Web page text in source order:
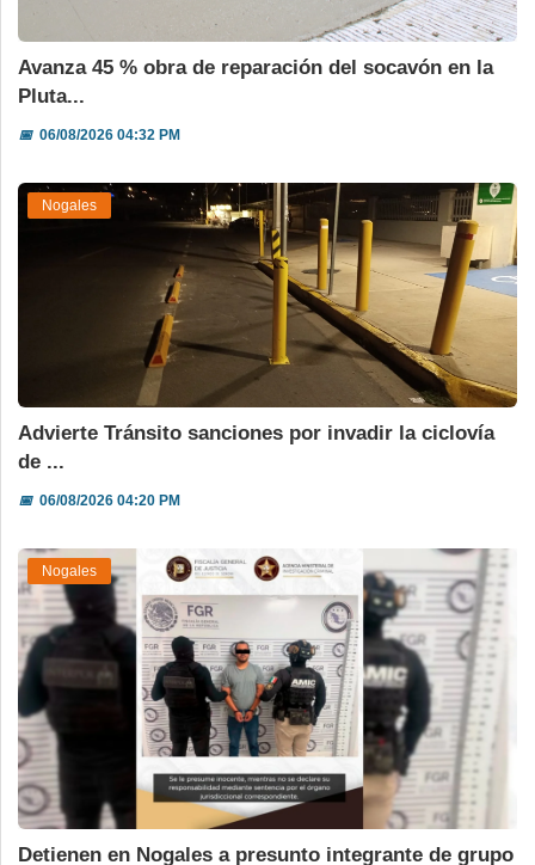
Avanza 45 % obra de reparación del socavón en la
Pluta...
📅06/08/2026 04:32 PM
Nogales
Advierte Tránsito sanciones por invadir la ciclovía
de ...
📅06/08/2026 04:20 PM
Nogales
Detienen en Nogales a presunto integrante de grupo